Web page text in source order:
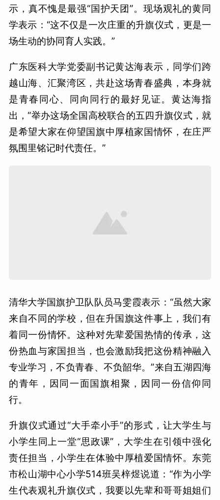
示，真不愧是最强“国护天团”。现场观礼的黄同
学表示：“这不仅是一次庄重的升旗仪式，更是一
场生动的协同育人实践。”
广东医科大学党委副书记黄达海表示，同学们跨
越山海、汇聚湾区，共赴这场青春盛典，本身就
是青春同心、同向同行的最好见证。黄达海指
出，“举办这场全国高校联合的五四升旗仪式，就
是希望大家在仰望国旗中厚植家国情怀，在庄严
氛围里铭记时代责任。”
清华大学国旗护卫队队员马雯霞表示：“虽然大家
来自不同的学校，但在升国旗这件事上，我们有
着同一份情怀。这种对先辈爱国热情的传承，这
份热血与家国担当，也会激励我把这份精神融入
专业学习，不负青春、不负韶华。”来自五湖四海
的青年，因同一面国旗相聚，因同一份信仰同
行。
升旗仪式通过“大手牵小手”的形式，让大学生与
小学生同上一堂“思政课”，大学生在引领中强化
责任担当，小学生在体验中厚植爱国情怀。东莞
市松山湖中心小学514班吴梓煜说道：“作为小学
生代表观礼升旗仪式，我要以先辈和哥哥姐姐们